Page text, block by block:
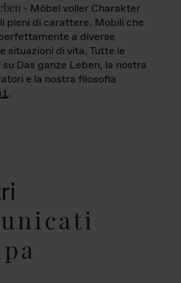
- Möbel voller Charakter
pieni di carattere. Mobili che
a diverse
situazioni di vita. Tutte le
Das ganze Leben, la nostra
e la nostra filosofia
.